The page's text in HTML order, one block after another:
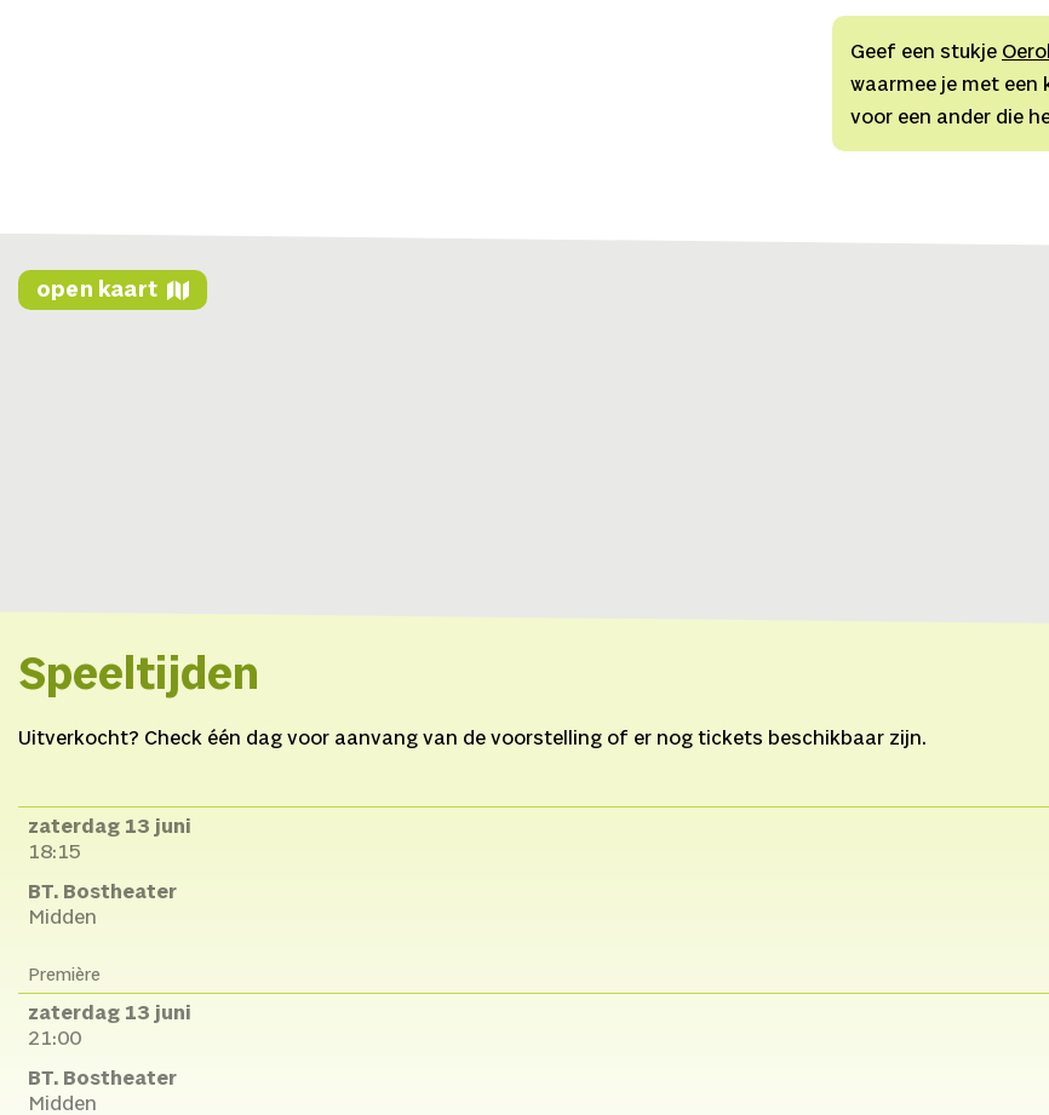
Geef een stukje
waarmee je met
voor een ander die
open kaart
Speeltijden
Uitverkocht? Check één dag voor aanvang van de voorstelling of er nog tickets beschikbaar zijn.
zaterdag 13 juni
18:15
BT. Bostheater
Midden
Première
zaterdag 13 juni
21:00
BT. Bostheater
Midden